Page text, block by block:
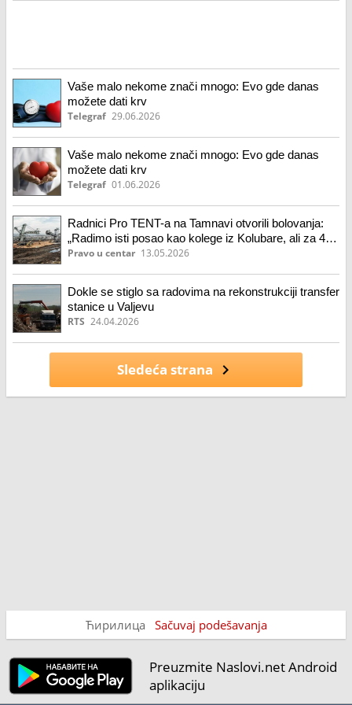
Vaše malo nekome znači mnogo: Evo gde danas
možete dati krv
Telegraf 29.06.2026
Vaše malo nekome znači mnogo: Evo gde danas
možete dati krv
Telegraf 01.06.2026
Radnici Pro TENT-a na Tamnavi otvorili bolovanja:
„Radimo isti posao kao kolege iz Kolubare, ali za 40
do 50 hiljada dinara manje“
Pravo u centar 13.05.2026
Dokle se stiglo sa radovima na rekonstrukciji transfer
stanice u Valjevu
RTS 24.04.2026
Sledeća strana
Ћирилица Sačuvaj podešavanja
Preuzmite Naslovi.net Android
aplikaciju